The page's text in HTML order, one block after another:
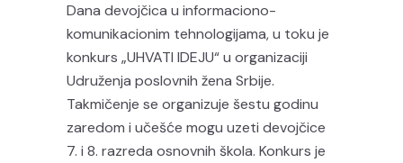
Dana devojčica u informaciono-
komunikacionim tehnologijama, u toku je
konkurs „UHVATI IDEJU“ u organizaciji
Udruženja poslovnih žena Srbije.
Takmičenje se organizuje šestu godinu
zaredom i učešće mogu uzeti devojčice
7. i 8. razreda osnovnih škola. Konkurs je